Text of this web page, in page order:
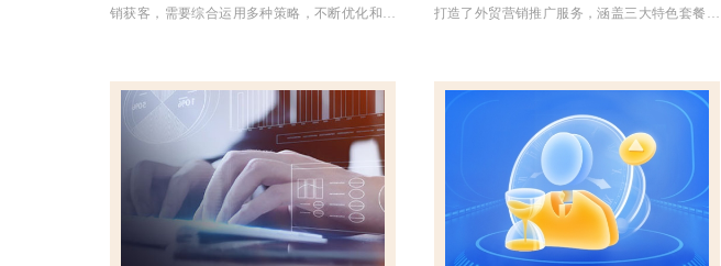
销获客，需要综合运用多种策略，不断优化和调
打造了外贸营销推广服务，涵盖三大特色套餐，